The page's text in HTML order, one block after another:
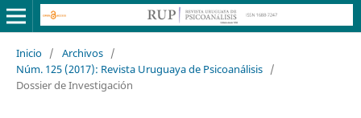
Inicio / Archivos /
Núm. 125 (2017): Revista Uruguaya de Psicoanálisis /
Dossier de Investigación